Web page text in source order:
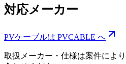
対応メーカー
PVケーブルは PVCABLE へ
取扱メーカー・仕様は案件によ